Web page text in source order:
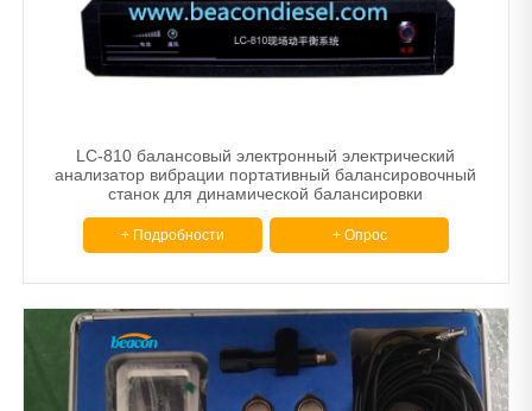
Балансировочная машина
Другой
Машина для сужения труб.
Расточной шлифовальный станок
LC-810 балансовый электронный электрический
анализатор вибрации портативный балансировочный
станок для динамической балансировки
+ Подробности + Опрос